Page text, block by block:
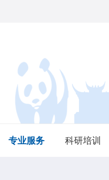
专业服务 科研培训